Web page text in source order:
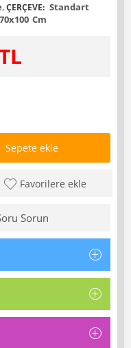
,ÇERÇEVE: Standart
70x100 Cm
Sepete ekle
Favorilere ekle
Sorun